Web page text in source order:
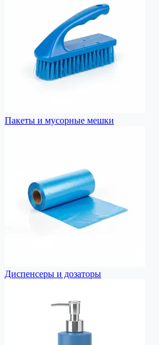
Пакеты и мусорные мешки
Диспенсеры и дозаторы